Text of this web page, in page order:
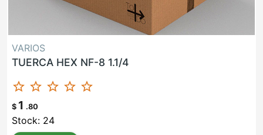
VARIOS
TUERCA HEX NF-8 1.1/4
star_border star_border star_border star_border star_border
$ 1 .80
Stock: 24